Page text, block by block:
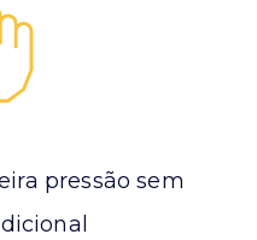
pressão sem